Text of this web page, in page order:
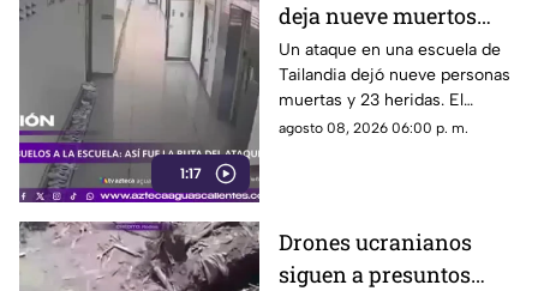
1:17
deja nueve muertos
tras agresión en una
escuela
Un ataque en una escuela de
Tailandia dejó nueve personas
muertas y 23 heridas. El
presunto agresor, de 14 años,
agosto 08, 2026 06:00 p. m.
Drones ucranianos
siguen a presuntos